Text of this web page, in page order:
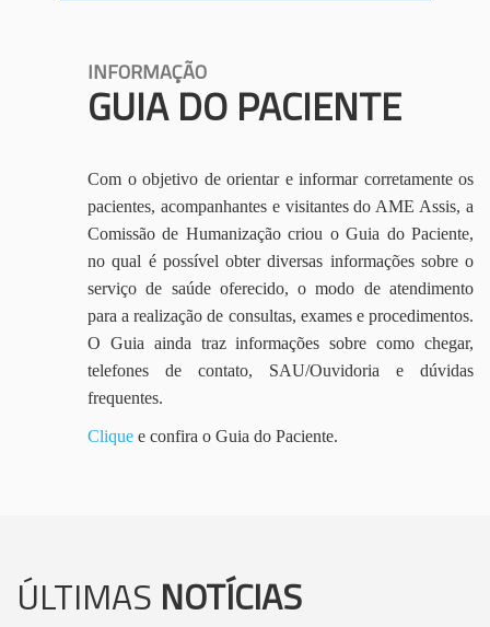
INFORMAÇÃO
GUIA DO PACIENTE
Com o objetivo de orientar e informar corretamente os
pacientes, acompanhantes e visitantes do AME Assis, a
Comissão de Humanização criou o Guia do Paciente,
no qual é possível obter diversas informações sobre o
serviço de saúde oferecido, o modo de atendimento
para a realização de consultas, exames e procedimentos.
O Guia ainda traz informações sobre como chegar,
telefones de contato, SAU/Ouvidoria e dúvidas
frequentes.
Clique e confira o Guia do Paciente.
ÚLTIMAS NOTÍCIAS